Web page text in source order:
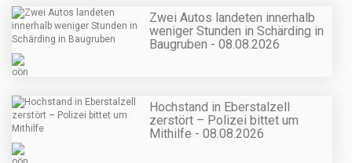
Zwei Autos landeten innerhalb
weniger Stunden in Schärding in
Baugruben - 08.08.2026
Hochstand in Eberstalzell
zerstört – Polizei bittet um
Mithilfe - 08.08.2026